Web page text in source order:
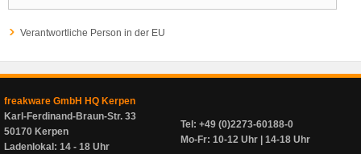
Verantwortliche Person in der EU
freakware GmbH HQ Kerpen
Karl-Ferdinand-Braun-Str. 33
50170 Kerpen
Ladenlokal: 14 - 18 Uhr
Tel: +49 (0)2273-60188-0
Mo-Fr: 10-12 Uhr | 14-18 Uhr